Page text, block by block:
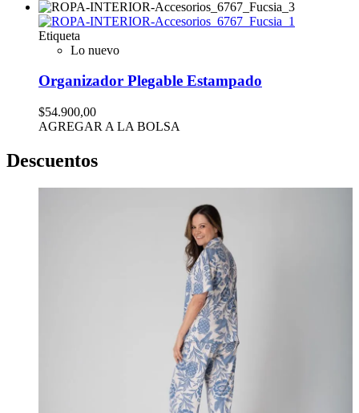
Etiqueta
Lo nuevo
Organizador Plegable Estampado
$54.900,00
AGREGAR A LA BOLSA
Descuentos